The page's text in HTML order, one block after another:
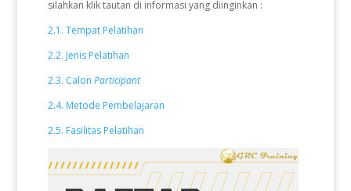
silahkan klik tautan di informasi yang diinginkan :
2.1. Tempat Pelatihan
2.2. Jenis Pelatihan
2.3. Calon Participant
2.4. Metode Pembelajaran
2.5. Fasilitas Pelatihan